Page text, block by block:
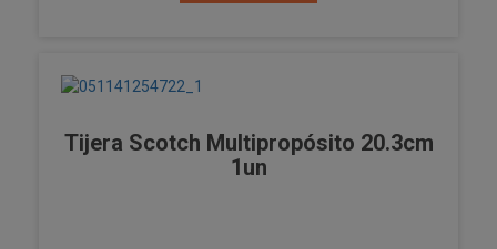
Tijera Scotch Multipropósito 20.3cm
1un